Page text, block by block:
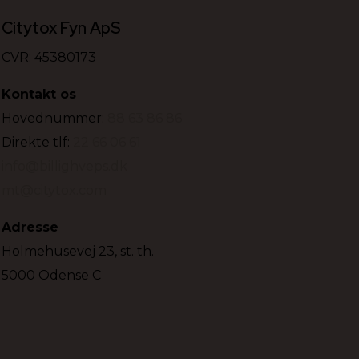
Citytox Fyn ApS
CVR: 45380173
Kontakt os
Hovednummer:
Direkte tlf:
Adresse
Holmehusevej 23, st. th.
5000 Odense C